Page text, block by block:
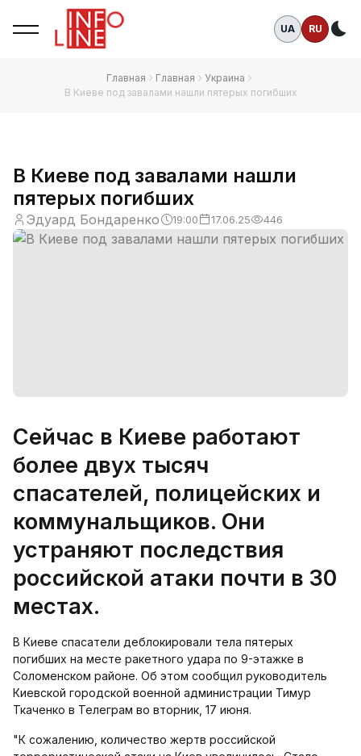
UA RU
Главная Главная
Украина
В Киеве под завалами нашли пятерых погибших
В Киеве под завалами нашли
пятерых погибших
Эдуард Бондаренко 19:00 17.06.25 446
Сейчас в Киеве работают
более двух тысяч
спасателей, полицейских и
коммунальщиков. Они
устраняют последствия
российской атаки почти в 30
местах.
В Киеве спасатели деблокировали тела пятерых
погибших на месте ракетного удара по 9-этажке в
Соломенском районе. Об этом сообщил руководитель
Киевской городской военной администрации Тимур
Ткаченко в Телеграм во вторник, 17 июня.
"К сожалению, количество жертв российской